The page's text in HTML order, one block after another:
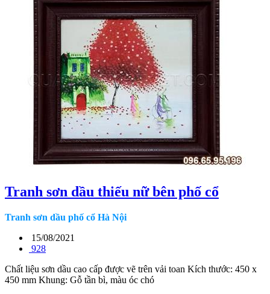
Tranh sơn dầu thiếu nữ bên phố cổ
Tranh sơn dầu phố cổ Hà Nội
15/08/2021
928
Chất liệu sơn dầu cao cấp được vẽ trên vải toan Kích thước: 450 x
450 mm Khung: Gỗ tần bì, màu óc chó